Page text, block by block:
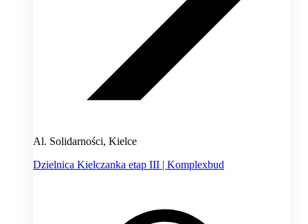
Al. Solidarności, Kielce
Dzielnica Kielczanka etap III | Komplexbud